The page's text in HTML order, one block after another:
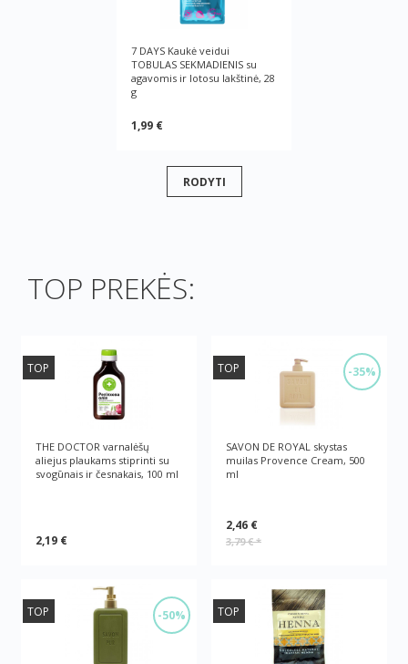
7 DAYS Kaukė veidui
TOBULAS SEKMADIENIS su
agavomis ir lotosu lakštinė, 28
g
1,99 €
RODYTI
TOP PREKĖS:
TOP
THE DOCTOR varnalėšų
aliejus plaukams stiprinti su
svogūnais ir česnakais, 100 ml
2,19 €
-35%
TOP
SAVON DE ROYAL skystas
muilas Provence Cream, 500
ml
2,46 €
3,79 €*
-50%
TOP TOP